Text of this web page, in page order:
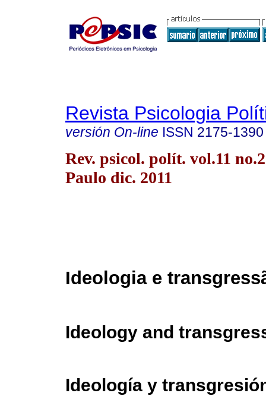
Revista Psicologia
versión On-line ISSN 2175-1390
Rev. psicol. polít. vol.11
Paulo dic. 2011
Ideologia e
Ideology and
Ideología y